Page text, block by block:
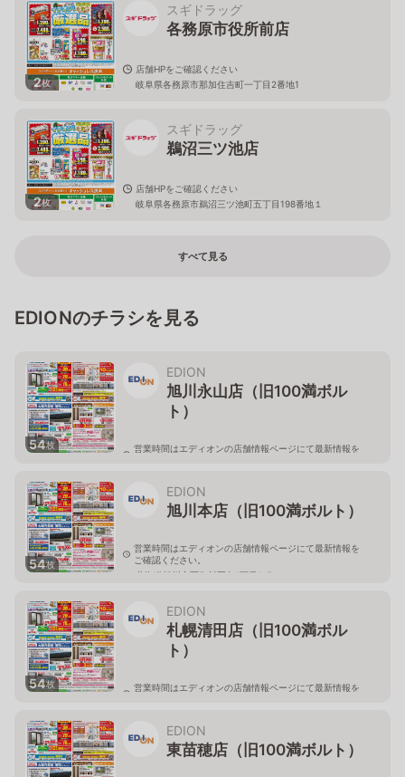
2枚
スギドラッグ
各務原市役所前店
店舗HPをご確認ください
岐阜県各務原市那加住吉町一丁目2番地1
2枚
スギドラッグ
鵜沼三ツ池店
店舗HPをご確認ください
岐阜県各務原市鵜沼三ツ池町五丁目198番地１
すべて見る
EDIONのチラシを見る
54枚
EDION
旭川永山店（旧100満ボル
ト）
営業時間はエディオンの店舗情報ページにて最新情報を
54枚
EDION
旭川本店（旧100満ボルト）
営業時間はエディオンの店舗情報ページにて最新情報を
ご確認ください。
北海道旭川市西御料五条1丁目1-5
54枚
EDION
札幌清田店（旧100満ボル
ト）
営業時間はエディオンの店舗情報ページにて最新情報を
EDION
東苗穂店（旧100満ボルト）